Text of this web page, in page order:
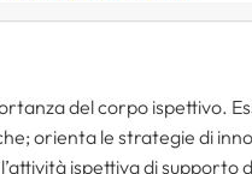
del corpo ispettivo.
orienta le strategie di
ispettiva di